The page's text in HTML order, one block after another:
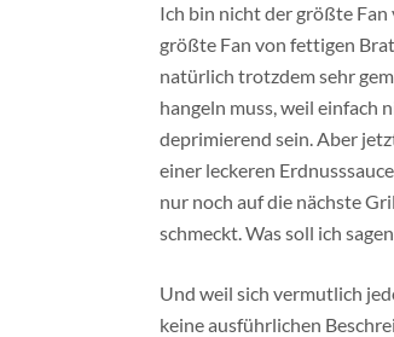
Ich bin nicht der größte Fan
größte Fan von fettigen
natürlich trotzdem sehr
hangeln muss, weil einfach
deprimierend sein. Aber
einer leckeren
nur noch auf die nächste
schmeckt. Was soll ich
Und weil sich vermutlich
keine ausführlichen